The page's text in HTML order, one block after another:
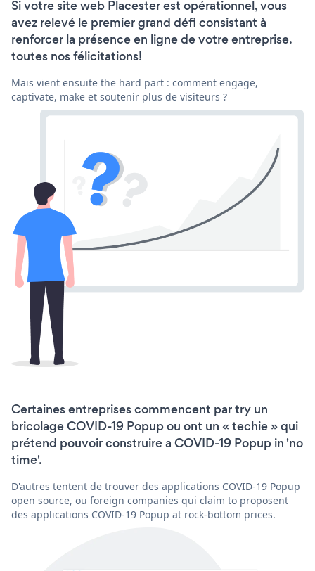
Si votre site web Placester est opérationnel, vous
avez relevé le premier grand défi consistant à
renforcer la présence en ligne de votre entreprise.
toutes nos félicitations!
Mais vient ensuite the hard part : comment engage,
captivate, make et soutenir plus de visiteurs ?
Certaines entreprises commencent par try un
bricolage COVID-19 Popup ou ont un « techie » qui
prétend pouvoir construire a COVID-19 Popup in 'no
time'.
D'autres tentent de trouver des applications COVID-19 Popup
open source, ou foreign companies qui claim to proposent
des applications COVID-19 Popup at rock-bottom prices.